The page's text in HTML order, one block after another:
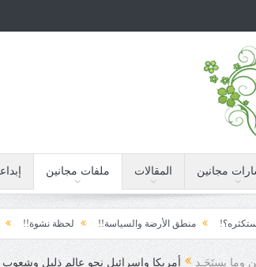
مجانين المقالات ملفات مجانين
منطق الأرضة والسياسة!! لحظة نشوة!! سياسة!!
وما يستَجَـد أمريكا وإسرائيل نحو عالمٍ ذليلٍ